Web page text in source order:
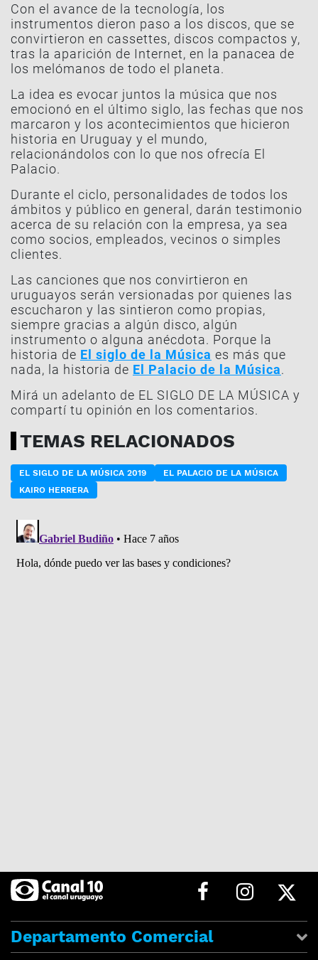
Con el avance de la tecnología, los
instrumentos dieron paso a los discos, que se
convirtieron en cassettes, discos compactos y,
tras la aparición de Internet, en la panacea de
los melómanos de todo el planeta.
La idea es evocar juntos la música que nos
emocionó en el último siglo, las fechas que nos
marcaron y los acontecimientos que hicieron
historia en Uruguay y el mundo,
relacionándolos con lo que nos ofrecía El
Palacio.
Durante el ciclo, personalidades de todos los
ámbitos y público en general, darán testimonio
acerca de su relación con la empresa, ya sea
como socios, empleados, vecinos o simples
clientes.
Las canciones que nos convirtieron en
uruguayos serán versionadas por quienes las
escucharon y las sintieron como propias,
siempre gracias a algún disco, algún
instrumento o alguna anécdota. Porque la
historia de El siglo de la Música es más que
nada, la historia de El Palacio de la Música.
Mirá un adelanto de EL SIGLO DE LA MÚSICA y
compartí tu opinión en los comentarios.
TEMAS RELACIONADOS
EL SIGLO DE LA MÚSICA 2019
EL PALACIO DE LA MÚSICA
KAIRO HERRERA
Departamento Comercial